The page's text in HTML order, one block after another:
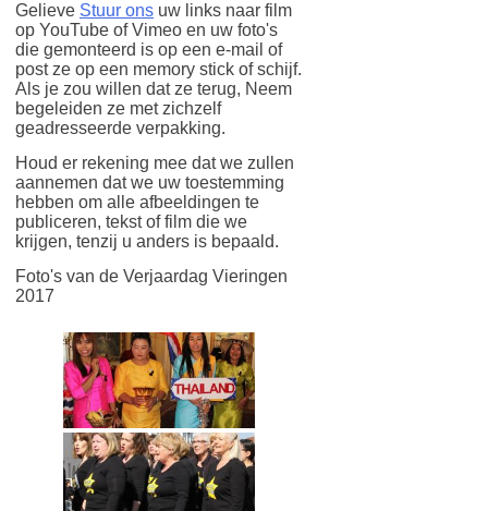
Gelieve Stuur ons uw links naar film
op YouTube of Vimeo en uw foto's
die gemonteerd is op een e-mail of
post ze op een memory stick of schijf.
Als je zou willen dat ze terug, Neem
begeleiden ze met zichzelf
geadresseerde verpakking.
Houd er rekening mee dat we zullen
aannemen dat we uw toestemming
hebben om alle afbeeldingen te
publiceren, tekst of film die we
krijgen, tenzij u anders is bepaald.
Foto's van de Verjaardag Vieringen
2017